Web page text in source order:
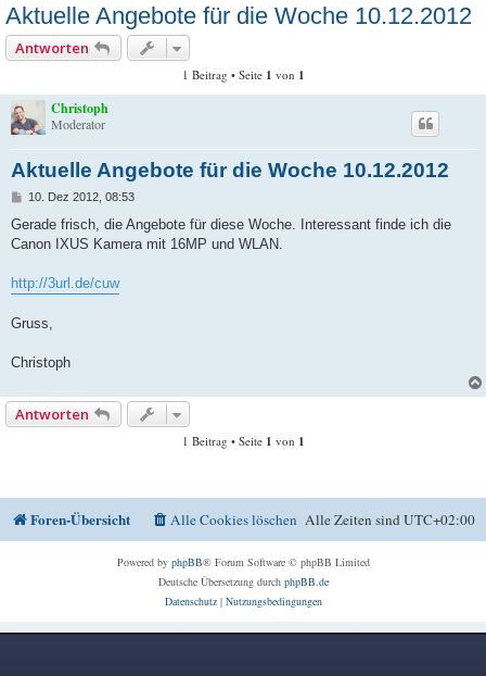
Aktuelle Angebote für die Woche 10.12.2012
Antworten
1 Beitrag • Seite 1 von 1
Christoph
Moderator
Aktuelle Angebote für die Woche 10.12.2012
B
i
r
10. Dez 2012, 08:53
Gerade frisch, die Angebote für diese Woche. Interessant finde ich die
Canon IXUS Kamera mit 16MP und WLAN.
http://3url.de/cuw
Gruss,
Christoph
Antworten
1 Beitrag • Seite 1 von 1
Foren-Übersicht Alle Zeiten sindUTC+02:00
Alle Cookies löschen
Powered by phpBB® Forum Software © phpBB Limited
Deutsche Übersetzung durch phpBB.de
Datenschutz| Nutzungsbedingungen